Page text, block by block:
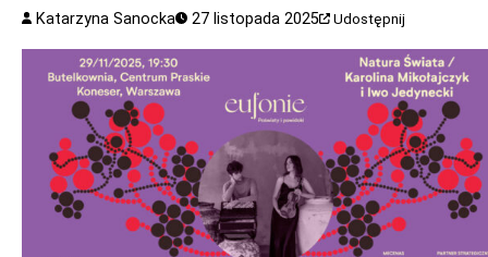
Katarzyna Sanocka 27 listopada 2025 Udostępnij